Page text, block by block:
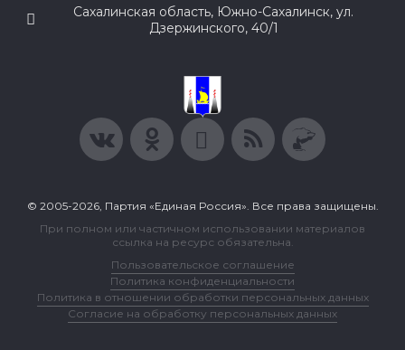
Сахалинская область, Южно-Сахалинск, ул.
Дзержинского, 40/1
© 2005-2026, Партия «Единая Россия». Все права защищены.
При полном или частичном использовании материалов
ссылка на ресурс обязательна.
Пользовательское соглашение
Политика конфиденциальности
Политика в отношении обработки персональных данных
Согласие на обработку персональных данных